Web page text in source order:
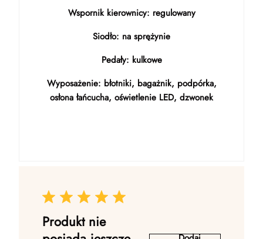
Wspornik kierownicy: regulowany
Siodło: na sprężynie
Pedały: kulkowe
Wyposażenie: błotniki, bagażnik, podpórka,
osłona łańcucha, oświetlenie LED, dzwonek
Produkt nie